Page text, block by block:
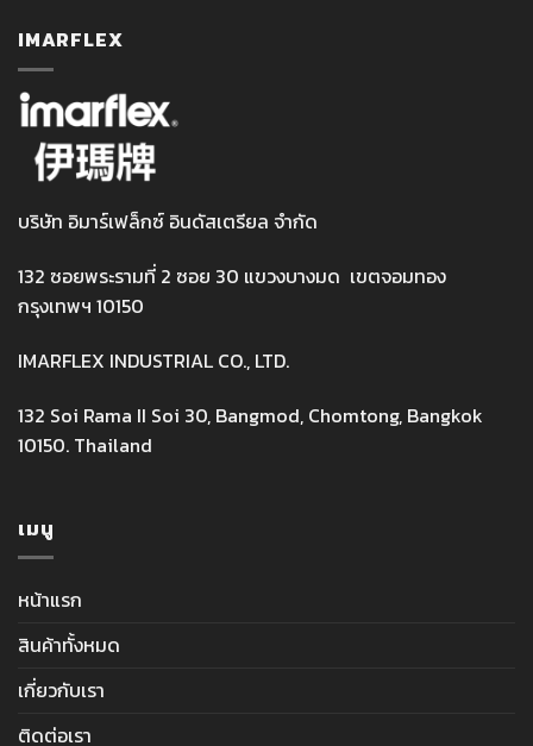
IMARFLEX
บริษัท อิมาร์เฟล็กซ์ อินดัสเตรียล จำกัด
132 ซอยพระรามที่ 2 ซอย 30 แขวงบางมด เขตจอมทอง
กรุงเทพฯ 10150
IMARFLEX INDUSTRIAL CO., LTD.
132 Soi Rama II Soi 30, Bangmod, Chomtong, Bangkok
10150. Thailand
เมนู
หน้าแรก
สินค้าทั้งหมด
เกี่ยวกับเรา
ติดต่อเรา